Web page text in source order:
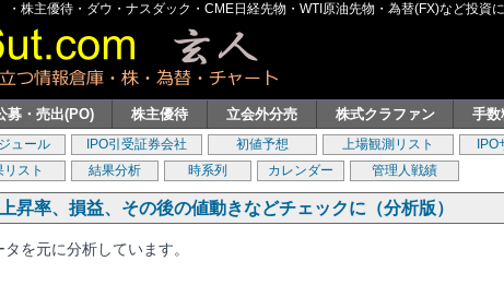
・株主優待・ダウ・ナスダック・CME日経先物・WTI原油先物・為替(FX)など投資
募・売出(PO) 株主優待 立会外分売 株式クラファン 手数
ュール IPO引受証券会社 初値予想 上場観測リスト
リスト 結果分析 時系列 カレンダー 管理人戦績
昇率、損益、その後の値動きなどチェックに（分析版）
を元に分析しています。